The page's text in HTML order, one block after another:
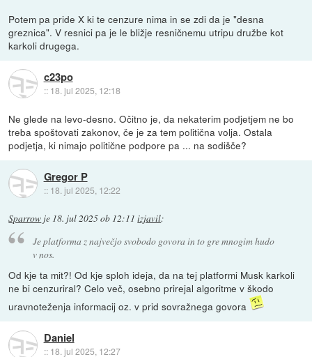
Potem pa pride X ki te cenzure nima in se zdi da je "desna
greznica". V resnici pa je le bližje resničnemu utripu družbe kot
karkoli drugega.
c23po
:: 18. jul 2025, 12:18
Ne glede na levo-desno. Očitno je, da nekaterim podjetjem ne bo
treba spoštovati zakonov, če je za tem politična volja. Ostala
podjetja, ki nimajo politične podpore pa ... na sodišče?
Gregor P
:: 18. jul 2025, 12:22
Sparrow je 18. jul 2025 ob 12:11 izjavil:
Je platforma z največjo svobodo govora in to gre mnogim hudo
v nos.
Od kje ta mit?! Od kje sploh ideja, da na tej platformi Musk karkoli
ne bi cenzuriral? Celo več, osebno prirejal algoritme v škodo
uravnoteženja informacij oz. v prid sovražnega govora
Daniel
:: 18. jul 2025, 12:27